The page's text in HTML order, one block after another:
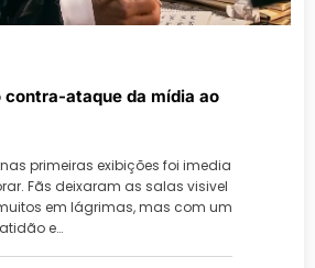
contra-ataque da mídia ao
nas primeiras exibições foi imedia
Fãs deixaram as salas visivel
em lágrimas, mas com um
e…